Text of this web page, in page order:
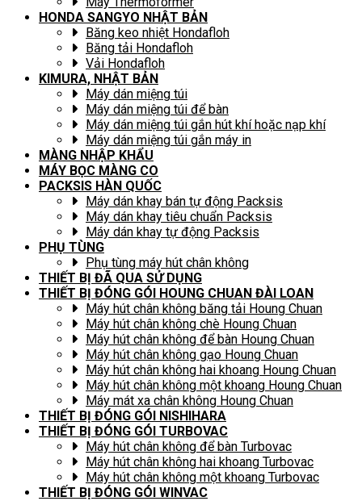
HONDA SANGYO NHẬT BẢN
Băng keo nhiệt Hondafloh
Băng tải Hondafloh
Vải Hondafloh
KIMURA, NHẬT BẢN
Máy dán miệng túi
Máy dán miệng túi để bàn
Máy dán miệng túi gắn hút khí hoặc nạp khí
Máy dán miệng túi gắn máy in
MÀNG NHẬP KHẨU
MÁY BỌC MÀNG CO
PACKSIS HÀN QUỐC
Máy dán khay bán tự động Packsis
Máy dán khay tiêu chuẩn Packsis
Máy dán khay tự động Packsis
PHỤ TÙNG
Phụ tùng máy hút chân không
THIẾT BỊ ĐÃ QUA SỬ DỤNG
THIẾT BỊ ĐÓNG GÓI HOUNG CHUAN ĐÀI LOAN
Máy hút chân không băng tải Houng Chuan
Máy hút chân không chè Houng Chuan
Máy hút chân không để bàn Houng Chuan
Máy hút chân không gạo Houng Chuan
Máy hút chân không hai khoang Houng Chuan
Máy hút chân không một khoang Houng Chuan
Máy mát xa chân không Houng Chuan
THIẾT BỊ ĐÓNG GÓI NISHIHARA
THIẾT BỊ ĐÓNG GÓI TURBOVAC
Máy hút chân không để bàn Turbovac
Máy hút chân không hai khoang Turbovac
Máy hút chân không một khoang Turbovac
THIẾT BỊ ĐÓNG GÓI WINVAC